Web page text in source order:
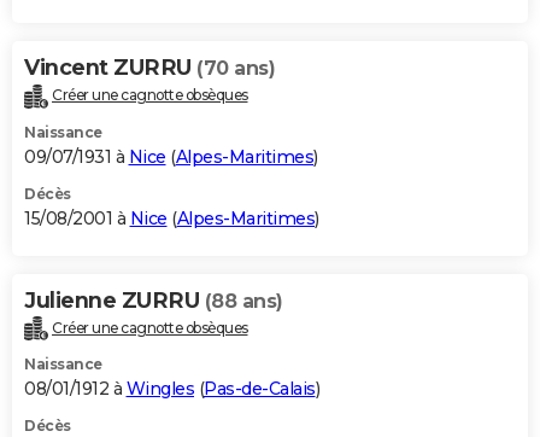
Vincent ZURRU (70 ans)
Créer une cagnotte obsèques
Naissance
09/07/1931 à Nice (Alpes-Maritimes)
Décès
15/08/2001 à Nice (Alpes-Maritimes)
Julienne ZURRU (88 ans)
Créer une cagnotte obsèques
Naissance
08/01/1912 à Wingles (Pas-de-Calais)
Décès